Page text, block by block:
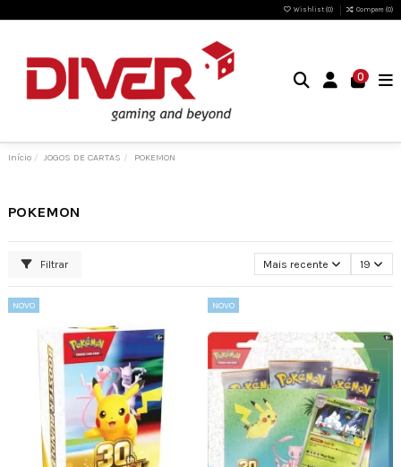
Wishlist (0) Compare (0)
0
Início JOGOS DE CARTAS POKEMON
POKEMON
Filtrar Mais recente 19
NOVO NOVO